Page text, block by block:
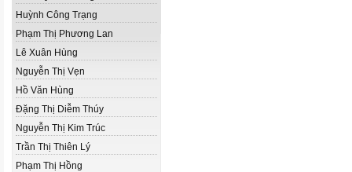
Huỳnh Công Trạng
Phạm Thị Phương Lan
Lê Xuân Hùng
Nguyễn Thị Vẹn
Hồ Văn Hùng
Đặng Thị Diễm Thúy
Nguyễn Thị Kim Trúc
Trần Thị Thiên Lý
Phạm Thị Hồng